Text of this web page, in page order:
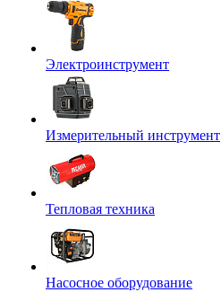
Электроинструмент
Измерительный инструмент
Тепловая техника
Насосное оборудование